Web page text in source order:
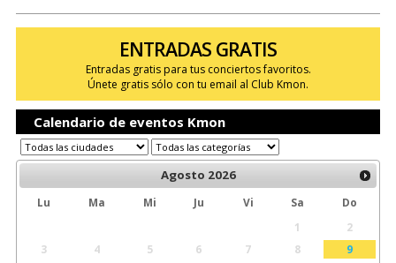
ENTRADAS GRATIS
Entradas gratis para tus conciertos favoritos.
Únete gratis sólo con tu email al Club Kmon.
Calendario de eventos Kmon
Agosto 2026
Lu Ma Mi Ju Vi Sa
Do
1
2
3
4 5 6 7 8
9